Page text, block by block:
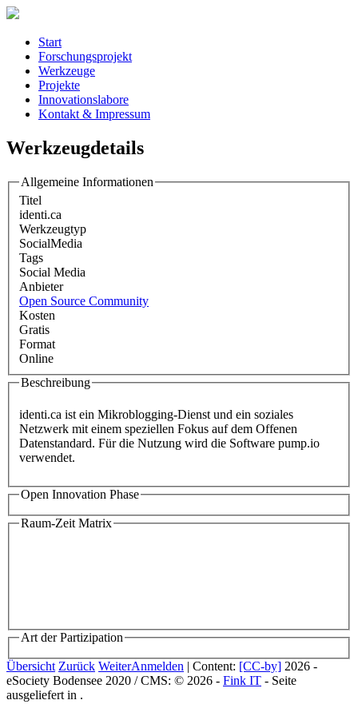
Start
Forschungsprojekt
Werkzeuge
Projekte
Innovationslabore
Kontakt & Impressum
Werkzeugdetails
Allgemeine Informationen
Titel
identi.ca
Werkzeugtyp
SocialMedia
Tags
Social Media
Anbieter
Open Source Community
Kosten
Gratis
Format
Online
Beschreibung
identi.ca ist ein Mikroblogging-Dienst und ein soziales
Netzwerk mit einem speziellen Fokus auf dem Offenen
Datenstandard. Für die Nutzung wird die Software pump.io
verwendet.
Open Innovation Phase
Raum-Zeit Matrix
Art der Partizipation
Übersicht Zurück WeiterAnmelden | Content: [CC-by] 2026 -
eSociety Bodensee 2020 / CMS: © 2026 - Fink IT - Seite
ausgeliefert in .